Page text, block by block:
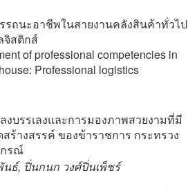
ถนะอาชีพในสายงานคลังสินค้าทั่วไป
จิสติกส์
of professional competencies in
Professional logistics
ลงบรรเลงและการมองภาพสวยงามที่มี
ร้างสรรค์ ของข้าราชการ กระทรวง
กรณ์
ธ์, ปิ่นกนก วงศ์ปิ่นเพ็ชร์